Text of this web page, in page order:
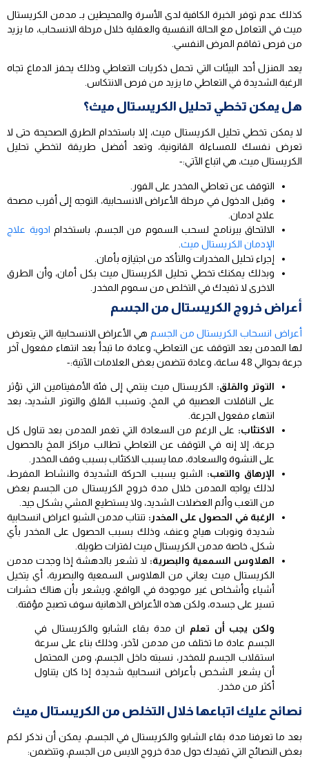
كذلك عدم توفر الخبرة الكافية لدى الأسرة والمحيطين بـ مدمن الكريستال
ميث في التعامل مع الحالة النفسية والعقلية خلال مرحلة الانسحاب، ما يزيد
من فرص تفاقم المرض النفسي.
يعد المنزل أحد البيئات التي تحمل ذكريات التعاطي وذلك يحفز الدماغ تجاه
الرغبة الشديدة في التعاطي ما يزيد من فرص الانتكاس.
هل يمكن تخطي تحليل الكريستال ميث؟
لا يمكن تخطي تحليل الكريستال ميث، إلا باستخدام الطرق الصحيحة حتى لا
تعرض نفسك للمساءلة القانونية، وتعد أفضل طريقة لتخطي تحليل
الكريستال ميث، هي اتباع الآتي:-
التوقف عن تعاطي المخدر على الفور.
وقبل الدخول في مرحلة الأعراض الانسحابية، التوجه إلى أقرب مصحة
علاج ادمان.
الالتحاق ببرنامج لسحب السموم من الجسم، باستخدام ادوية علاج
الإدمان الكريستال ميث
إجراء تحليل المخدرات والتأكد من اجتيازه بأمان.
وبذلك يمكنك تخطي تحليل الكريستال ميث بكل أمان، وأن الطرق
الاخرى لا تفيدك في التخلص من سموم المخدر.
أعراض خروج الكريستال من الجسم
أعراض انسحاب الكريستال من الجسم هي الأعراض الانسحابية التي يتعرض
لها المدمن بعد التوقف عن التعاطي، وعادة ما تبدأ بعد انتهاء مفعول آخر
جرعة بحوالي 48 ساعة، وعادة تتضمن بعض العلامات الآتية:-
التوتر والقلق: الكريستال ميث ينتمي إلى فئة الأمفيتامين التي تؤثر
على الناقلات العصبية في المخ، وتسبب القلق والتوتر الشديد، بعد
انتهاء مفعول الجرعة.
الاكتئاب: على الرغم من السعادة التي تغمر المدمن بعد تناول كل
جرعة، إلا إنه في التوقف عن التعاطي تطالب مراكز المخ بالحصول
على النشوة والسعادة، مما يسبب الاكتئاب بسبب وقف المخدر.
الإرهاق والتعب: الشبو يسبب الحركة الشديدة والنشاط المفرط،
لذلك يواجه المدمن خلال مدة خروج الكريستال من الجسم بعض
من التعب وألم العضلات الشديد، ولا يستطيع المشي بشكل جيد.
الرغبة في الحصول على المخدر: تنتاب مدمن الشبو اعراض انسحابية
شديدة ونوبات هياج وعنف، وذلك بسبب الحصول على المخدر بأي
شكل، خاصة مدمن الكريستال ميث لفترات طويلة.
الهلاوس السمعية والبصرية: لا تشعر بالدهشة إذا وجدت مدمن
الكريستال ميث يعاني من الهلاوس السمعية والبصرية، أي يتخيل
أشياء وأشخاص غير موجودة في الواقع، ويشعر بأن هناك حشرات
تسير على جسده، ولكن هذه الأعراض الذهانية سوف تصبح مؤقتة.
ولكن يجب أن تعلم ان مدة بقاء الشابو والكريستال في
الجسم عادة ما تختلف من مدمن لآخر، وذلك بناء على سرعة
استقلاب الجسم للمخدر، نسبته داخل الجسم، ومن المحتمل
أن يشعر الشخص بأعراض انسحابية شديدة إذا كان يتناول
أكثر من مخدر.
نصائح عليك اتباعها خلال التخلص من الكريستال ميث
بعد ما تعرفنا مدة بقاء الشابو والكريستال في الجسم، يمكن أن نذكر لكم
بعض النصائح التي تفيدك حول مدة خروج الايس من الجسم، وتتضمن: